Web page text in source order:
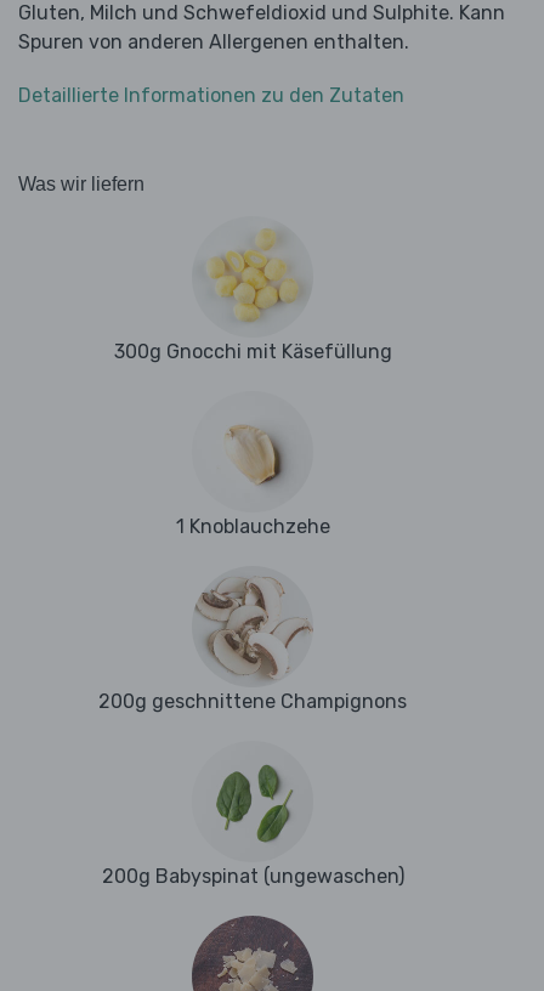
Gluten, Milch und Schwefeldioxid und Sulphite. Kann
Spuren von anderen Allergenen enthalten.
Detaillierte Informationen zu den Zutaten
Was wir liefern
300g Gnocchi mit Käsefüllung
1 Knoblauchzehe
200g geschnittene Champignons
200g Babyspinat (ungewaschen)